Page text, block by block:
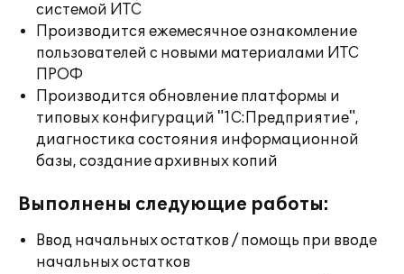
системой ИТС
Производится ежемесячное ознакомление
пользователей с новыми материалами ИТС
ПРОФ
Производится обновление платформы и
типовых конфигураций "1С:Предприятие",
диагностика состояния информационной
базы, создание архивных копий
Выполнены следующие работы:
Ввод начальных остатков / помощь при вводе
начальных остатков